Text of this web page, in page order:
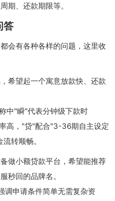
期、还款期限等。
答
会有各种各样的问题，这里收
希望起一个寓意放款快、还款
中"瞬"代表分钟级下款时
高，"贷"配合"3-36期自主设定
转顺畅。
做小额贷款平台，希望能推荐
秒回的品牌名。
调申请条件简单无需复杂资